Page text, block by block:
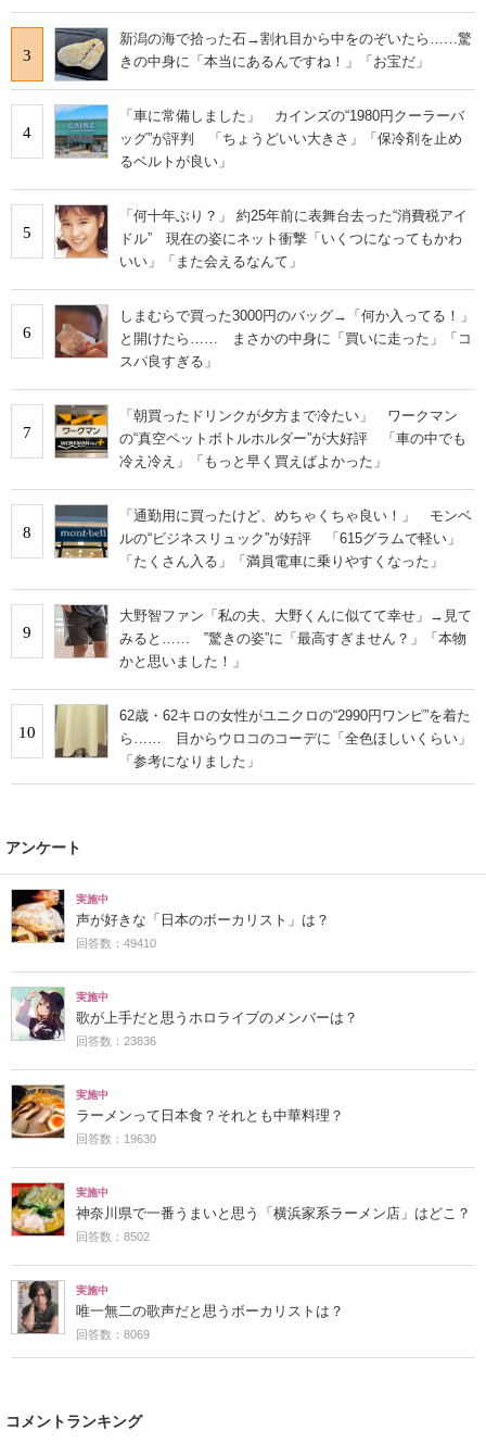
3
新潟の海で拾った石→割れ目から中をのぞいたら……驚
きの中身に「本当にあるんですね！」「お宝だ」
4
「車に常備しました」 カインズの“1980円クーラーバ
ッグ”が評判 「ちょうどいい大きさ」「保冷剤を止め
るベルトが良い」
5
「何十年ぶり？」 約25年前に表舞台去った“消費税アイ
ドル” 現在の姿にネット衝撃「いくつになってもかわ
いい」「また会えるなんて」
6
しまむらで買った3000円のバッグ→「何か入ってる！」
と開けたら…… まさかの中身に「買いに走った」「コ
スパ良すぎる」
7
「朝買ったドリンクが夕方まで冷たい」 ワークマン
の“真空ペットボトルホルダー”が大好評 「車の中でも
冷え冷え」「もっと早く買えばよかった」
8
「通勤用に買ったけど、めちゃくちゃ良い！」 モンベ
ルの“ビジネスリュック”が好評 「615グラムで軽い」
「たくさん入る」「満員電車に乗りやすくなった」
9
大野智ファン「私の夫、大野くんに似てて幸せ」→見て
みると…… ‟驚きの姿”に「最高すぎません？」「本物
かと思いました！」
10
62歳・62キロの女性がユニクロの“2990円ワンピ”を着た
ら…… 目からウロコのコーデに「全色ほしいくらい」
「参考になりました」
アンケート
実施中
声が好きな「日本のボーカリスト」は？
回答数：49410
実施中
歌が上手だと思うホロライブのメンバーは？
回答数：23836
実施中
ラーメンって日本食？それとも中華料理？
回答数：19630
実施中
神奈川県で一番うまいと思う「横浜家系ラーメン店」はどこ？
回答数：8502
実施中
唯一無二の歌声だと思うボーカリストは？
回答数：8069
コメントランキング